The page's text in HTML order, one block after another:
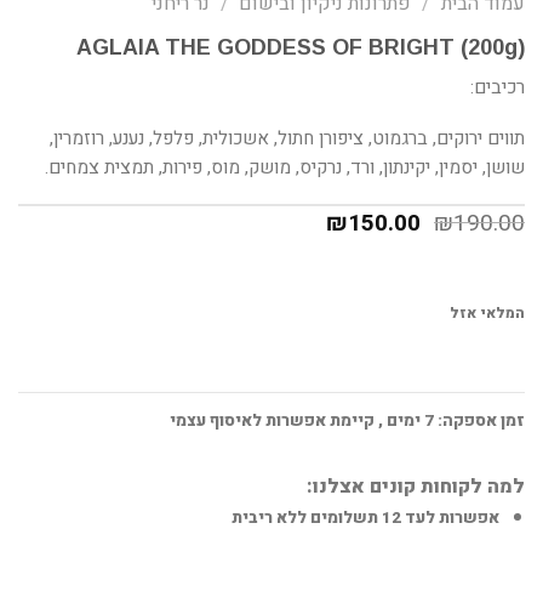
(AGLAIA THE GODDESS OF BRIGHT (200g
רכיבים:
תווים ירוקים, ברגמוט, ציפורן חתול, אשכולית, פלפל, נענע, רוזמרין,
שושן, יסמין, יקינתון, ורד, נרקיס, מושק, מוס, פירות, תמצית צמחים.
₪190.00
₪150.00
המלאי אזל
זמן אספקה: 7 ימים , קיימת אפשרות לאיסוף עצמי
למה לקוחות קונים אצלנו:
אפשרות לעד 12 תשלומים ללא ריבית